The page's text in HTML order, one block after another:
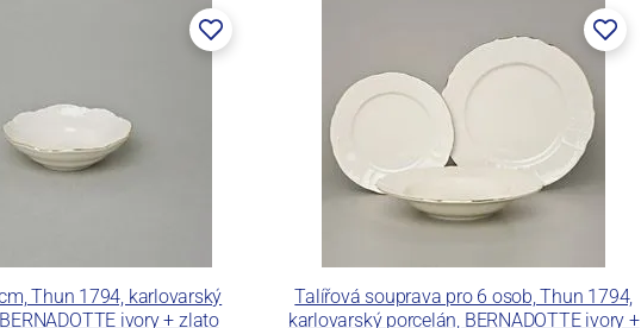
a vtavnou dekorační pecí. Závod je schopen
technik.
LC a Thun Hotel & Restaurant.
Thun 1794, karlovarský
ivory + zlato
Talířová souprava pro 6 osob, Thun 1794,
karlovarský porcelán, BERNADOTTE ivory +